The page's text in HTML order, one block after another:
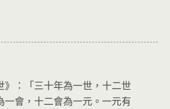
》：「三十年為一世，十二世
一會，十二會為一元。一元有